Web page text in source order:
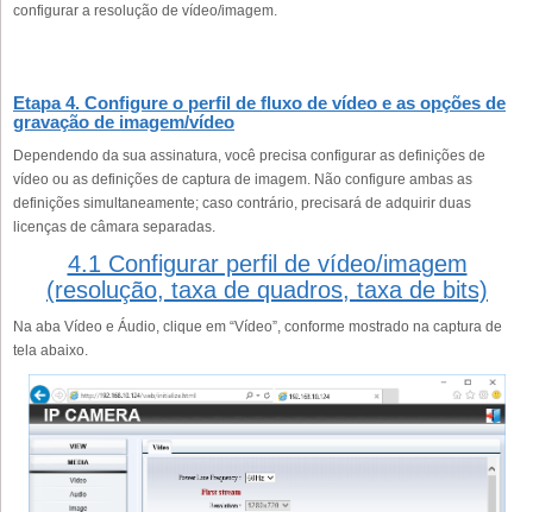
configurar a resolução de vídeo/imagem.
Etapa 4. Configure o perfil de fluxo de vídeo e as opções de
gravação de imagem/vídeo
Dependendo da sua assinatura, você precisa configurar as definições de
vídeo ou as definições de captura de imagem. Não configure ambas as
definições simultaneamente; caso contrário, precisará de adquirir duas
licenças de câmara separadas.
4.1 Configurar perfil de vídeo/imagem
(resolução, taxa de quadros, taxa de bits)
Na aba Vídeo e Áudio, clique em “Vídeo”, conforme mostrado na captura de
tela abaixo.